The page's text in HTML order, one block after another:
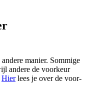
andere manier. Sommige
andere de voorkeur
Hierlees je over de voor-